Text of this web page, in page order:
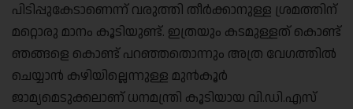
പിടിപ്പുകേടാണെന്ന് വരുത്തി തീർക്കാനുള്ള ശ്രമത്തിന്
മറ്റൊരു മാനം കൂടിയുണ്ട്. ഇത്രയും കടമുള്ളത് കൊണ്ട്
ഞങ്ങളെ കൊണ്ട് പറഞ്ഞതൊന്നും അത്ര വേഗത്തിൽ
ചെയ്യാൻ കഴിയില്ലെന്നുള്ള മുൻകൂർ
ജാമ്യമെടുക്കലാണ് ധനമന്ത്രി കൂടിയായ വി.ഡി.എസ്